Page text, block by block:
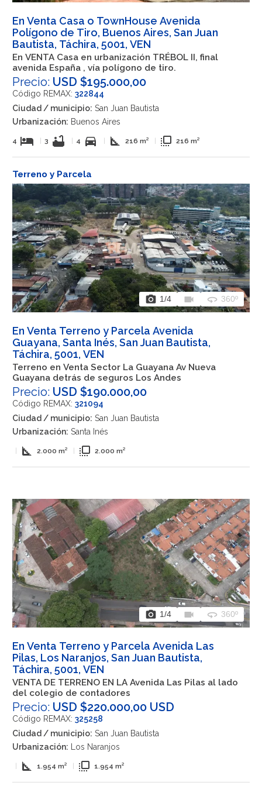
En Venta Casa o TownHouse Avenida
Polígono de Tiro, Buenos Aires, San Juan
Bautista, Táchira, 5001, VEN
En VENTA Casa en urbanización TRÉBOL II, final
avenida España , vía polígono de tiro.
Precio: USD $195.000,00
Código REMAX: 322844
Ciudad / municipio: San Juan Bautista
Urbanización: Buenos Aires
4 hotel 3 bathtub 4 directions_car square_foot 216 m² flip_to_front 216 m²
Terreno y Parcela
photo_camera 1/4 videocam 360 360º
En Venta Terreno y Parcela Avenida
Guayana, Santa Inés, San Juan Bautista,
Táchira, 5001, VEN
Terreno en Venta Sector La Guayana Av Nueva
Guayana detrás de seguros Los Andes
Precio: USD $190.000,00
Código REMAX: 321094
Ciudad / municipio: San Juan Bautista
Urbanización: Santa Inés
square_foot 2.000 m² flip_to_front 2.000 m²
photo_camera 1/4 videocam 360 360º
En Venta Terreno y Parcela Avenida Las
Pilas, Los Naranjos, San Juan Bautista,
Táchira, 5001, VEN
VENTA DE TERRENO EN LA Avenida Las Pilas al lado
del colegio de contadores
Precio: USD $220.000,00 USD
Código REMAX: 325258
Ciudad / municipio: San Juan Bautista
Urbanización: Los Naranjos
square_foot 1.954 m² flip_to_front 1.954 m²